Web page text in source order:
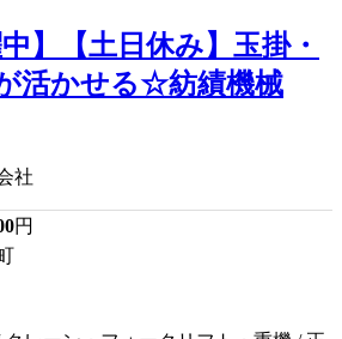
中】【土日休み】玉掛・
活かせる☆紡績機械
社
円